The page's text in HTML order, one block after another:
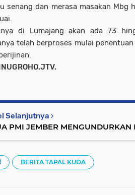
senang dan merasa masakan Mbg
di Lumajang akan ada 73
telah berproses mulai
Selanjutnya
PMI JEMBER MENGUNDURKAN
BERITA TAPAL KUDA